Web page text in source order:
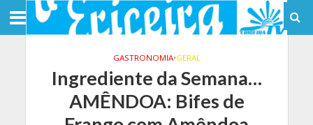
GASTRONOMIA•GERAL
Ingrediente da Semana…
AMÊNDOA: Bifes de